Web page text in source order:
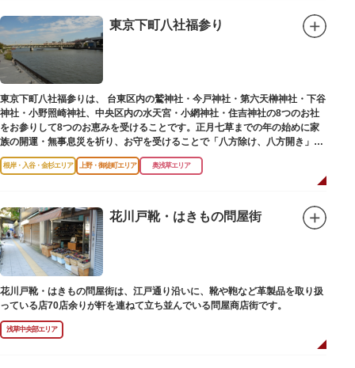
東京下町八社福参り
東京下町八社福参りは、 台東区内の鷲神社・今戸神社・第六天榊神社・下谷
神社・小野照崎神社、中央区内の水天宮・小網神社・住吉神社の8つのお社
をお参りして8つのお恵みを受けることです。正月七草までの年の始めに家
族の開運・無事息災を祈り、お守を受けることで「八方除け、八方開き」に
も通じます。
根岸・入谷・金杉エリア 上野・御徒町エリア 奥浅草エリア
花川戸靴・はきもの問屋街
花川戸靴・はきもの問屋街は、江戸通り沿いに、靴や鞄など革製品を取り扱
っている店70店余りが軒を連ねて立ち並んでいる問屋商店街です。
浅草中央部エリア